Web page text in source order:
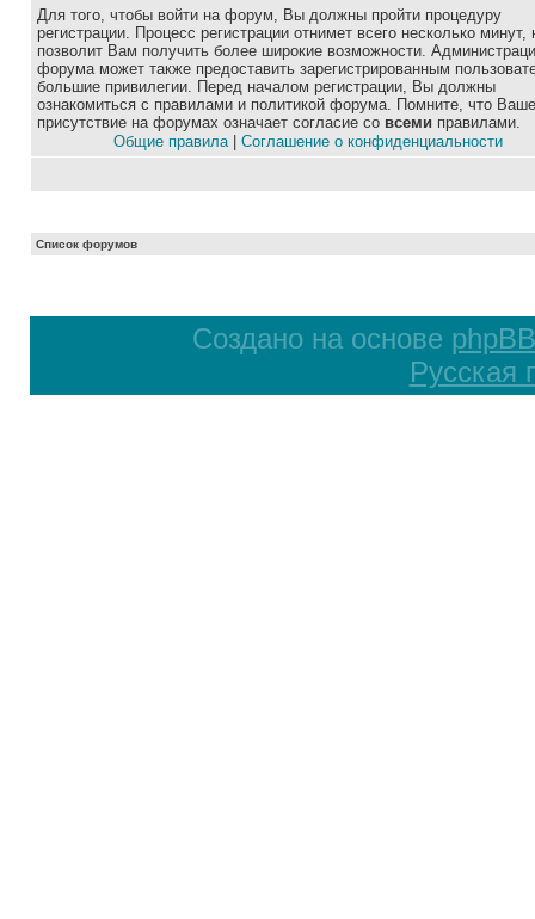
Для того, чтобы войти на форум, Вы должны пройти процедуру
регистрации. Процесс регистрации отнимет всего несколько минут,
позволит Вам получить более широкие возможности.
форума может также предоставить зарегистрированным
большие привилегии. Перед началом регистрации, Вы должны
ознакомиться с правилами и политикой форума. Помните, что Ваше
присутствие на форумах означает согласие со всеми правилами.
Общие правила| Соглашение о конфиденциальности
Список форумов
Создано на основе phpBB
Русская